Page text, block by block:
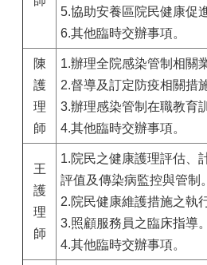
5.協助安養區院民健康促
6.其他臨時交辦事項。
陳
護
理
師
1.辦理全院感染管制相關
2.督導及訂定防疫相關措
3.辦理感染管制在職教育
4.其他臨時交辦事項。
王
護
理
師
1.院民之健康護理評估、
評值及傳染病監控與管制。
2.院民健康維護措施之執
3.照顧服務員之臨床指導。
4.其他臨時交辦事項。